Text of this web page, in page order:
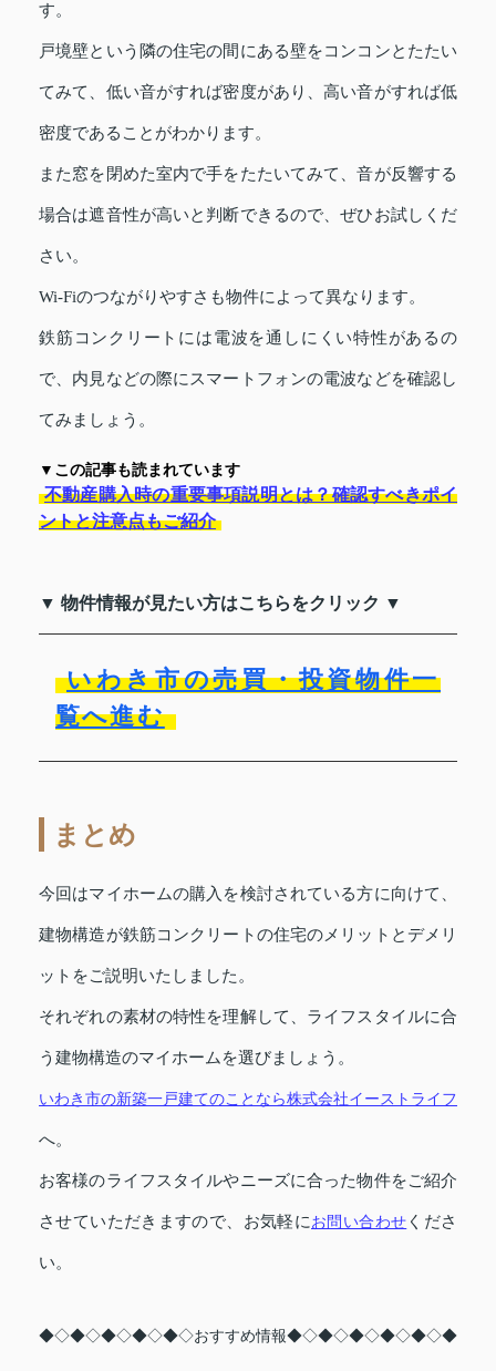
す。
戸境壁という隣の住宅の間にある壁をコンコンとたたい
てみて、低い音がすれば密度があり、高い音がすれば低
密度であることがわかります。
また窓を閉めた室内で手をたたいてみて、音が反響する
場合は遮音性が高いと判断できるので、ぜひお試しくだ
さい。
Wi-Fiのつながりやすさも物件によって異なります。
鉄筋コンクリートには電波を通しにくい特性があるの
で、内見などの際にスマートフォンの電波などを確認し
てみましょう。
▼この記事も読まれています
不動産購入時の重要事項説明とは？確認すべきポイ
ントと注意点もご紹介
▼ 物件情報が見たい方はこちらをクリック ▼
いわき市の売買・投資物件一
覧へ進む
まとめ
今回はマイホームの購入を検討されている方に向けて、
建物構造が鉄筋コンクリートの住宅のメリットとデメリ
ットをご説明いたしました。
それぞれの素材の特性を理解して、ライフスタイルに合
う建物構造のマイホームを選びましょう。
いわき市の新築一戸建てのことなら株式会社イーストライフ
へ。
お客様のライフスタイルやニーズに合った物件をご紹介
させていただきますので、お気軽にお問い合わせ くださ
い。
◆◇◆◇◆◇◆◇◆◇おすすめ情報◆◇◆◇◆◇◆◇◆◇◆